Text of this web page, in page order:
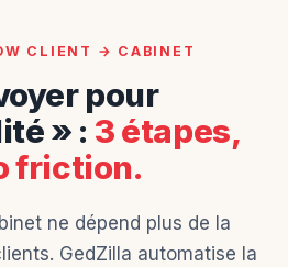
CLIENT → CABINET
pour
» : 3 étapes,
friction.
ne dépend plus de la
GedZilla automatise la